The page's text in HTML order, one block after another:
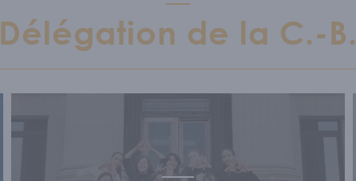
Délégation de la C.-B.